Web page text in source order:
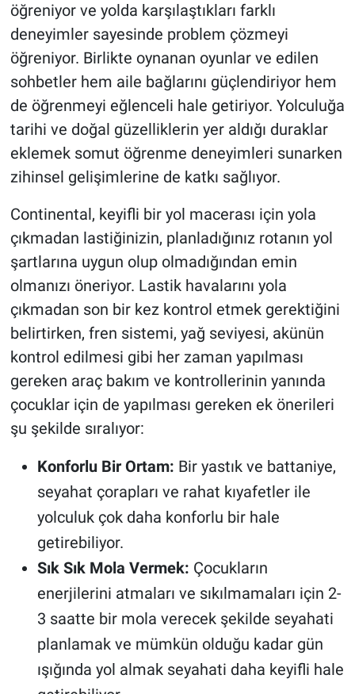
öğreniyor ve yolda karşılaştıkları farklı
deneyimler sayesinde problem çözmeyi
öğreniyor. Birlikte oynanan oyunlar ve edilen
sohbetler hem aile bağlarını güçlendiriyor hem
de öğrenmeyi eğlenceli hale getiriyor. Yolculuğa
tarihi ve doğal güzelliklerin yer aldığı duraklar
eklemek somut öğrenme deneyimleri sunarken
zihinsel gelişimlerine de katkı sağlıyor.
Continental, keyifli bir yol macerası için yola
çıkmadan lastiğinizin, planladığınız rotanın yol
şartlarına uygun olup olmadığından emin
olmanızı öneriyor. Lastik havalarını yola
çıkmadan son bir kez kontrol etmek gerektiğini
belirtirken, fren sistemi, yağ seviyesi, akünün
kontrol edilmesi gibi her zaman yapılması
gereken araç bakım ve kontrollerinin yanında
çocuklar için de yapılması gereken ek önerileri
şu şekilde sıralıyor:
Konforlu Bir Ortam: Bir yastık ve battaniye,
seyahat çorapları ve rahat kıyafetler ile
yolculuk çok daha konforlu bir hale
getirebiliyor.
Sık Sık Mola Vermek: Çocukların
enerjilerini atmaları ve sıkılmamaları için 2-
3 saatte bir mola verecek şekilde seyahati
planlamak ve mümkün olduğu kadar gün
ışığında yol almak seyahati daha keyifli hale